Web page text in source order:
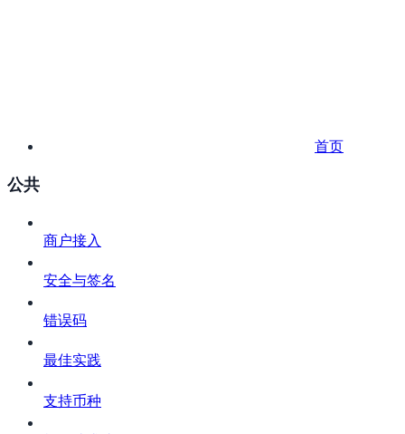
首页
公共
商户接入
安全与签名
错误码
最佳实践
支持币种